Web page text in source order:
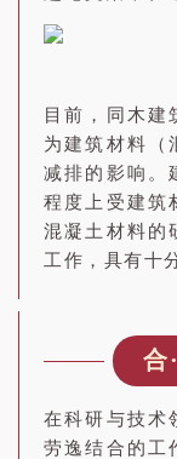
目前，同木建
为建筑材料（
减排的影响。
程度上受建筑
混凝土材料的
工作，具有十
合
在科研与技术
劳逸结合的工